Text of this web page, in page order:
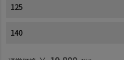
125
140